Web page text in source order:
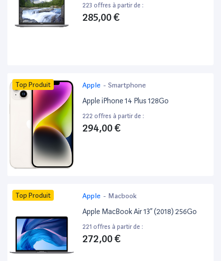
223 offres à partir de :
285,00 €
Top Produit Apple - Smartphone
Apple iPhone 14 Plus 128Go
222 offres à partir de :
294,00 €
Top Produit Apple - Macbook
Apple MacBook Air 13” (2018) 256Go
221 offres à partir de :
272,00 €